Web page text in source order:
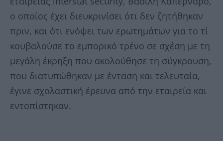
ο οποίος έχει διευκρινίσει ότι δεν ζητήθηκαν
πριν, και ότι ενόψει των ερωτημάτων για το τί
κουβαλούσε το εμπορικό τρένο σε σχέση με τη
μεγάλη έκρηξη που ακολούθησε τη σύγκρουση,
που διατυπώθηκαν με ένταση και τελευταία,
έγινε σχολαστική έρευνα από την εταιρεία και
εντοπίστηκαν.